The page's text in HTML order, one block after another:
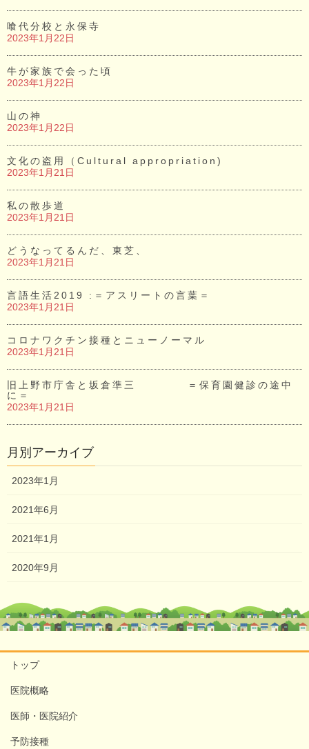
喰代分校と永保寺
2023年1月22日
牛が家族で会った頃
2023年1月22日
山の神
2023年1月22日
文化の盗用（Cultural appropriation)
2023年1月21日
私の散歩道
2023年1月21日
どうなってるんだ、東芝、
2023年1月21日
言語生活2019 :＝アスリートの言葉＝
2023年1月21日
コロナワクチン接種とニューノーマル
2023年1月21日
旧上野市庁舎と坂倉準三 ＝保育園健診の途中
に＝
2023年1月21日
月別アーカイブ
2023年1月
2021年6月
2021年1月
2020年9月
トップ
医院概略
医師・医院紹介
予防接種